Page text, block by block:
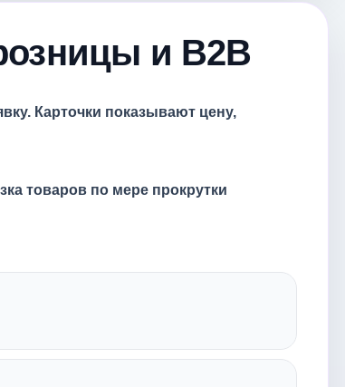
и B2B
Карточки показывают цену,
товаров по мере прокрутки